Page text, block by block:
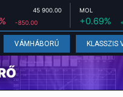
45 900.00
-850.00
MOL
+0.69%
VÁMHÁBORÚ KLASSZIS